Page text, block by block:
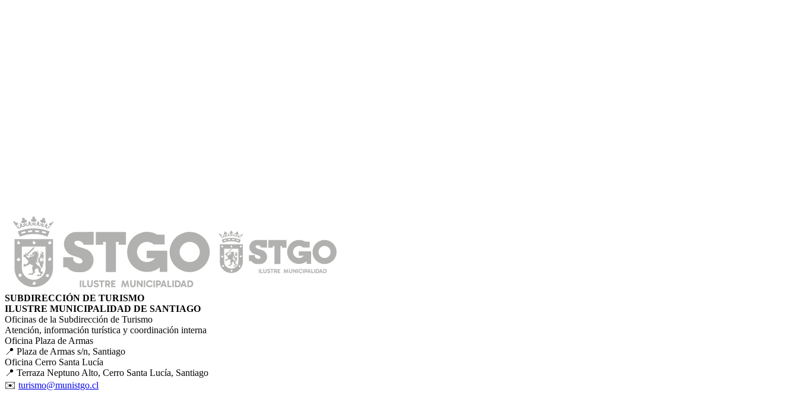
SUBDIRECCIÓN DE TURISMO
ILUSTRE MUNICIPALIDAD DE SANTIAGO
Oficinas de la Subdirección de Turismo
Atención, información turística y coordinación interna
Oficina Plaza de Armas
📍 Plaza de Armas s/n, Santiago
Oficina Cerro Santa Lucía
📍 Terraza Neptuno Alto, Cerro Santa Lucía, Santiago
✉️ turismo@munistgo.cl